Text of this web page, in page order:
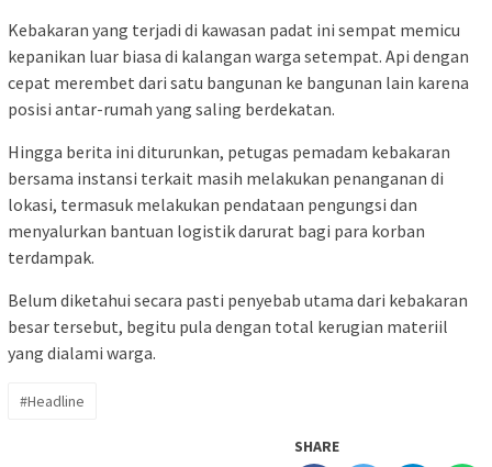
​Kebakaran yang terjadi di kawasan padat ini sempat memicu
kepanikan luar biasa di kalangan warga setempat. Api dengan
cepat merembet dari satu bangunan ke bangunan lain karena
posisi antar-rumah yang saling berdekatan.
​Hingga berita ini diturunkan, petugas pemadam kebakaran
bersama instansi terkait masih melakukan penanganan di
lokasi, termasuk melakukan pendataan pengungsi dan
menyalurkan bantuan logistik darurat bagi para korban
terdampak.
​Belum diketahui secara pasti penyebab utama dari kebakaran
besar tersebut, begitu pula dengan total kerugian materiil
yang dialami warga.
#Headline
SHARE